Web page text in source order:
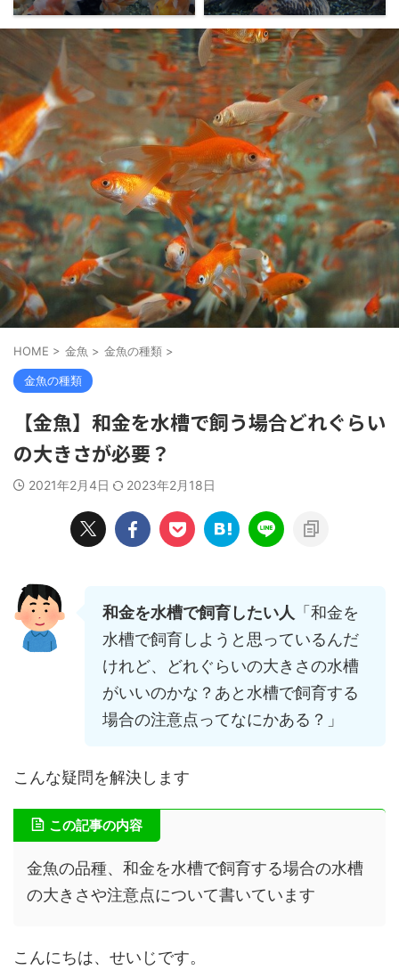
HOME > 金魚 > 金魚の種類 >
金魚の種類
【金魚】和金を水槽で飼う場合どれぐらい
の大きさが必要？
2021年2月4日 2023年2月18日
和金を水槽で飼育したい人 「和金を
水槽で飼育しようと思っているんだ
けれど、どれぐらいの大きさの水槽
がいいのかな？あと水槽で飼育する
場合の注意点ってなにかある？」
こんな疑問を解決します
この記事の内容
金魚の品種、和金を水槽で飼育する場合の水槽
の大きさや注意点について書いています
こんにちは、せいじです。